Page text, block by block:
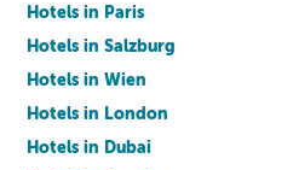
Hotels in Paris
Hotels in Salzburg
Hotels in Wien
Hotels in London
Hotels in Dubai